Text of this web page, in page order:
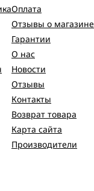
Оплата
Отзывы о магазине
Гарантии
О нас
Новости
Отзывы
Контакты
Возврат товара
Карта сайта
Производители